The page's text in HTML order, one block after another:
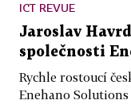
ICT REVUE
Jaroslav
společnosti
Rychle rostoucí
Enehano